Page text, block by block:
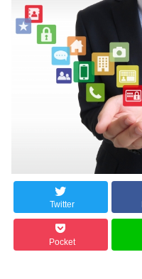
Twitter
Pocket